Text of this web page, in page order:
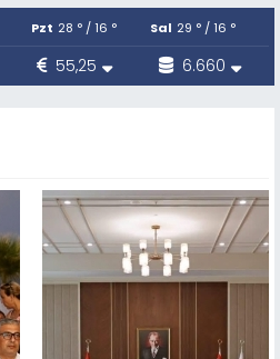
Pzt 28 ° / 16 ° Sal 29 ° / 16 °
55,25 6.660